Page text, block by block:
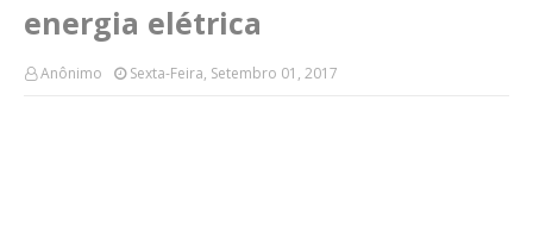
energia elétrica
Anônimo Sexta-Feira, Setembro 01, 2017